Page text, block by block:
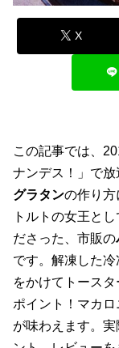
X
この記事では、
ナンデス！」で
グラタンの作り方
トルトの女王と
ださった、市販の
です。解凍した
をかけてトース
ポイント！マカ
が味わえます。